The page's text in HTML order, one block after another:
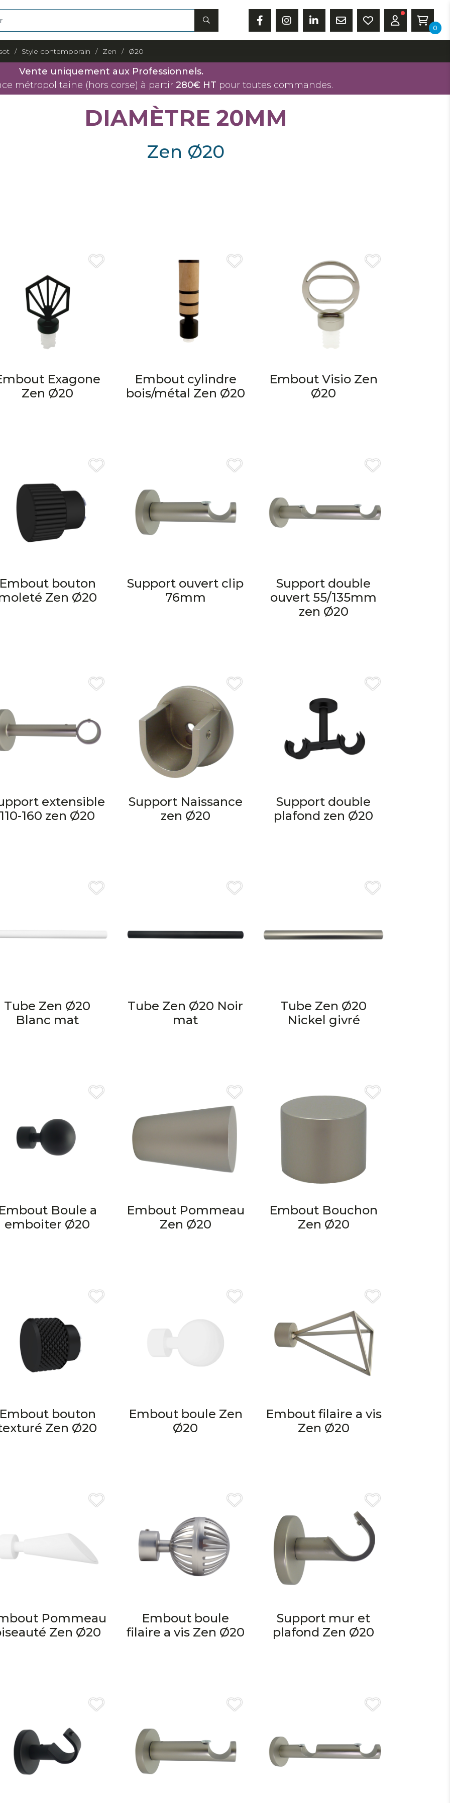
0
Style contemporain Zen Ø20
Vente uniquement aux Professionnels.
métropolitaine (hors corse) à partir 280€ HT pour toutes commandes.
DIAMÈTRE 20MM
Zen Ø20
Exagone
Zen Ø20
Embout cylindre
bois/métal Zen Ø20
Embout Visio Zen
Ø20
bouton
Zen Ø20
Support ouvert clip
76mm
Support double
ouvert 55/135mm
zen Ø20
extensible
110-160 zen Ø20
Support Naissance
zen Ø20
Support double
plafond zen Ø20
Tube Zen Ø20
Blanc mat
Tube Zen Ø20 Noir
mat
Tube Zen Ø20
Nickel givré
Boule a
emboiter Ø20
Embout Pommeau
Zen Ø20
Embout Bouchon
Zen Ø20
bouton
Zen Ø20
Embout boule Zen
Ø20
Embout filaire a vis
Zen Ø20
Pommeau
Zen Ø20
Embout boule
filaire a vis Zen Ø20
Support mur et
plafond Zen Ø20